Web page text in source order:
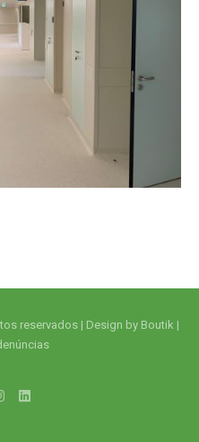
reservados | Design by Boutik |